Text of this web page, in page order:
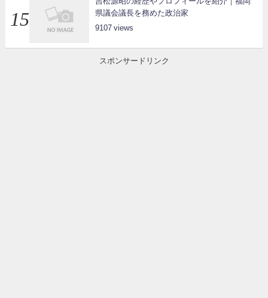
県議会議長を務めた政治家
9107
スポンサードリンク